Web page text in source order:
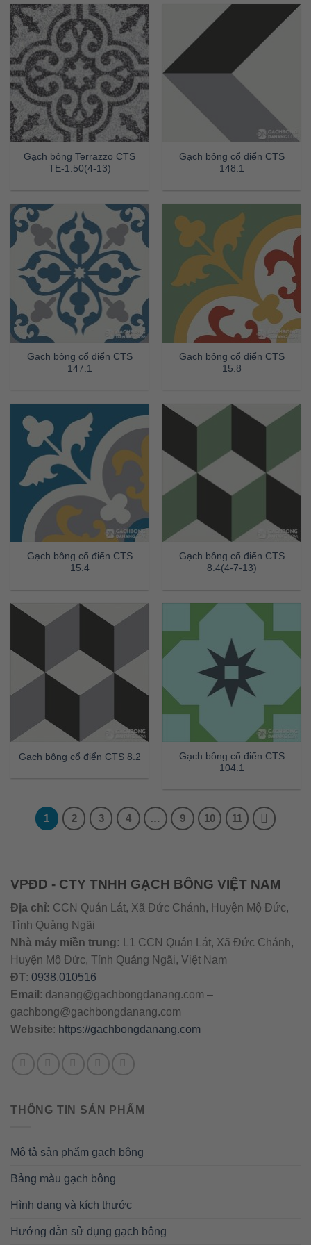
Gạch bông Terrazzo CTS
TE-1.50(4-13)
Gạch bông cổ điển CTS
148.1
Gạch bông cổ điển CTS
147.1
Gạch bông cổ điển CTS
15.8
Gạch bông cổ điển CTS
15.4
Gạch bông cổ điển CTS
8.4(4-7-13)
Gạch bông cổ điển CTS 8.2
Gạch bông cổ điển CTS
104.1
1 2 3 4 … 9 10 11
VPĐD - CTY TNHH GẠCH BÔNG VIỆT NAM
Địa chỉ: CCN Quán Lát, Xã Đức Chánh, Huyện Mộ Đức,
Tỉnh Quảng Ngãi
Nhà máy miền trung: L1 CCN Quán Lát, Xã Đức Chánh,
Huyện Mộ Đức, Tỉnh Quảng Ngãi, Việt Nam
ĐT: 0938.010516
Email : danang@gachbongdanang.com –
gachbong@gachbongdanang.com
Website: https://gachbongdanang.com
THÔNG TIN SẢN PHẨM
Mô tả sản phẩm gạch bông
Bảng màu gạch bông
Hình dạng và kích thước
Hướng dẫn sử dụng gạch bông